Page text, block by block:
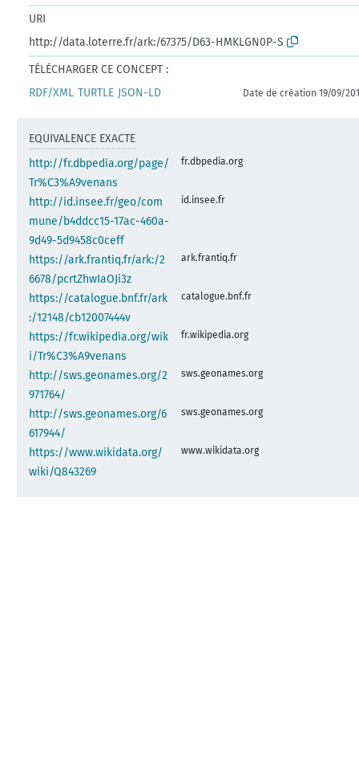
URI
http://data.loterre.fr/ark:/67375/D63-HMKLGN0P-S
TÉLÉCHARGER CE CONCEPT :
RDF/XML TURTLE JSON-LD Date de création 19/09/
EQUIVALENCE EXACTE
http://fr.dbpedia.org/page/
Tr%C3%A9venans
fr.dbpedia.org
http://id.insee.fr/geo/com
mune/b4ddcc15-17ac-460a-
9d49-5d9458c0ceff
id.insee.fr
https://ark.frantiq.fr/ark:/2
6678/pcrtZhwIaOJi3z
ark.frantiq.fr
https://catalogue.bnf.fr/ark
:/12148/cb12007444v
catalogue.bnf.fr
https://fr.wikipedia.org/wik
i/Tr%C3%A9venans
fr.wikipedia.org
http://sws.geonames.org/2
971764/
sws.geonames.org
http://sws.geonames.org/6
617944/
sws.geonames.org
https://www.wikidata.org/
wiki/Q843269
www.wikidata.org